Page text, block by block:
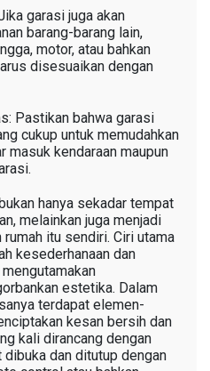
garasi juga akan
barang-barang lain,
motor, atau bahkan
disesuaikan dengan
Pastikan bahwa garasi
cukup untuk memudahkan
masuk kendaraan maupun
hanya sekadar tempat
melainkan juga menjadi
itu sendiri. Ciri utama
kesederhanaan dan
estetika. Dalam
terdapat elemen-
kesan bersih dan
kali dirancang dengan
dan ditutup dengan